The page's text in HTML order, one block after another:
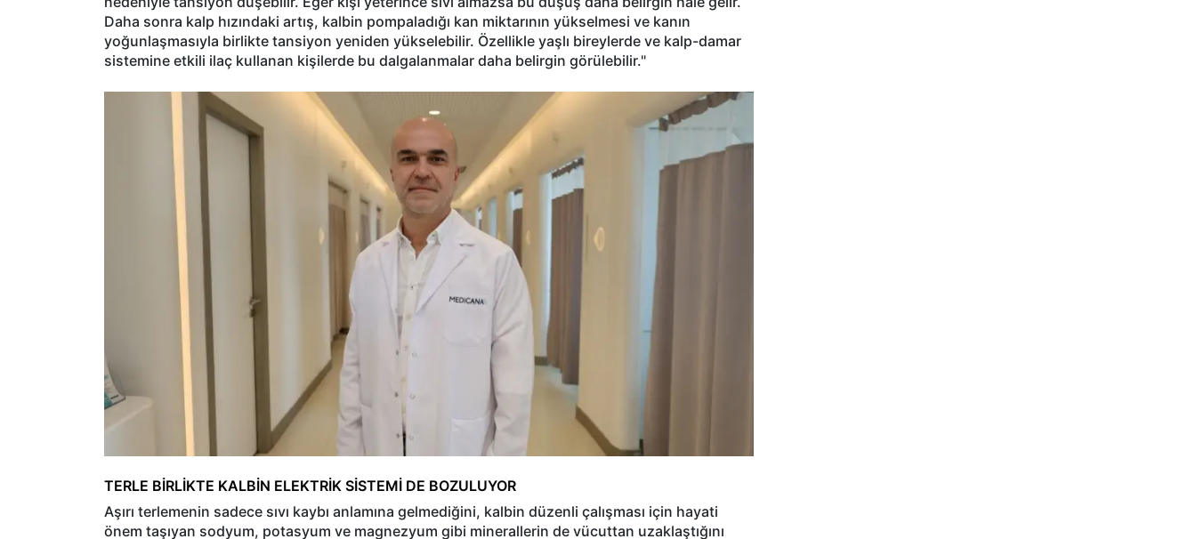
Daha sonra kalp hızındaki artış, kalbin pompaladığı kan miktarının yükselmesi ve kanın
yoğunlaşmasıyla birlikte tansiyon yeniden yükselebilir. Özellikle yaşlı bireylerde ve kalp-damar
sistemine etkili ilaç kullanan kişilerde bu dalgalanmalar daha belirgin görülebilir."
TERLE BİRLİKTE KALBİN ELEKTRİK SİSTEMİ DE BOZULUYOR
Aşırı terlemenin sadece sıvı kaybı anlamına gelmediğini, kalbin düzenli çalışması için hayati
önem taşıyan sodyum, potasyum ve magnezyum gibi minerallerin de vücuttan uzaklaştığını